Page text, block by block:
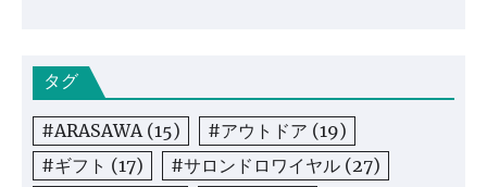
タグ
#ARASAWA (15) #アウトドア (19)
#ギフト (17) #サロンドロワイヤル (27)